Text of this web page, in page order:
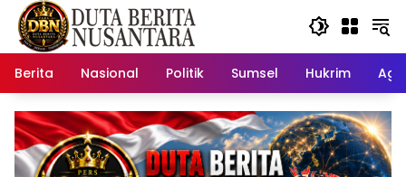
Berita Nasional Politik Sumsel Hukrim